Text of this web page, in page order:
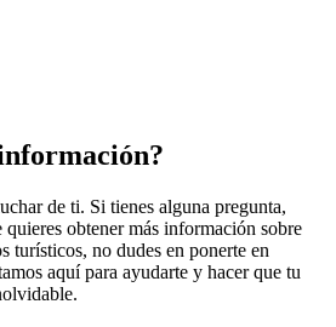
de ti. Si tienes alguna pregunta,
obtener más información sobre
turísticos, no dudes en ponerte en
aquí para ayudarte y hacer que tu